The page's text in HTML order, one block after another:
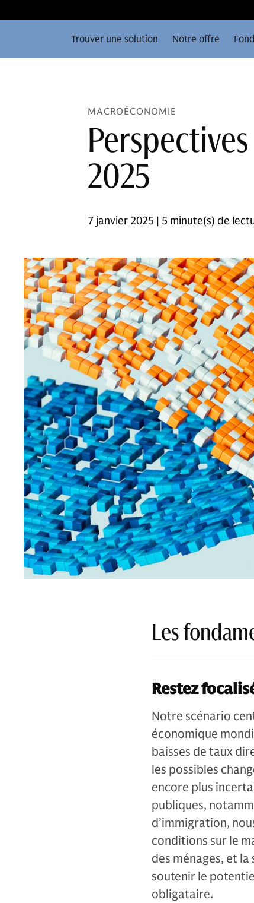
Trouver une solution Notre offre
MACROÉCONOMIE
2025
7 janvier 2025 | 5 minute(s) de
Les
Restez
Notre scénario
économique
baisses de taux
les possibles
encore plus
publiques,
d’immigration,
conditions sur le
des ménages, et
soutenir le
obligataire.